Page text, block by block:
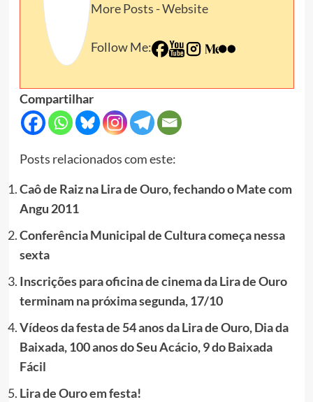
More Posts -Website
Follow Me:
Compartilhar
Posts relacionados com este:
Caô de Raiz na Lira de Ouro, fechando o Mate com
Angu 2011
Conferência Municipal de Cultura começa nessa
sexta
Inscrições para oficina de cinema da Lira de Ouro
terminam na próxima segunda, 17/10
Vídeos da festa de 54 anos da Lira de Ouro, Dia da
Baixada, 100 anos do Seu Acácio, 9 do Baixada
Fácil
Lira de Ouro em festa!